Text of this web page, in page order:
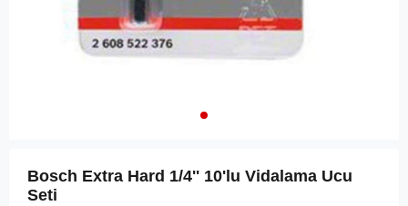
Bosch Extra Hard 1/4'' 10'lu Vidalama Ucu
Seti